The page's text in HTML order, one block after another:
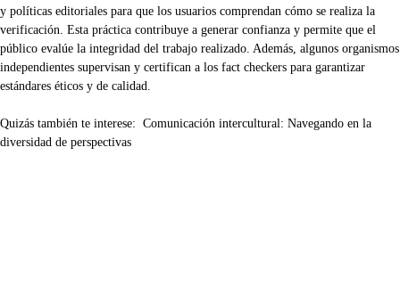
y políticas editoriales para que los usuarios comprendan cómo se realiza la
verificación. Esta práctica contribuye a generar confianza y permite que el
público evalúe la integridad del trabajo realizado. Además, algunos organismos
independientes supervisan y certifican a los fact checkers para garantizar
estándares éticos y de calidad.
Quizás también te interese: Comunicación intercultural: Navegando en la
diversidad de perspectivas